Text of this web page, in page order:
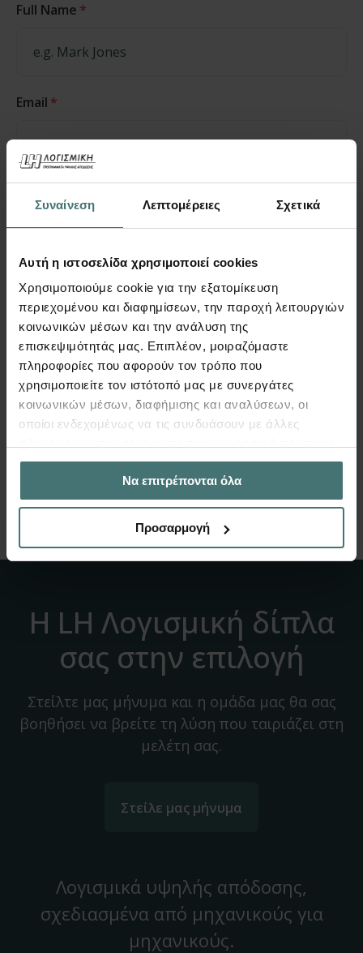
Συναίνεση Λεπτομέρειες Σχετικά
Αυτή η ιστοσελίδα χρησιμοποιεί cookies
Χρησιμοποιούμε cookie για την εξατομίκευση
περιεχομένου και διαφημίσεων, την παροχή λειτουργιών
κοινωνικών μέσων και την ανάλυση της
επισκεψιμότητάς μας. Επιπλέον, μοιραζόμαστε
πληροφορίες που αφορούν τον τρόπο που
χρησιμοποιείτε τον ιστότοπό μας με συνεργάτες
κοινωνικών μέσων, διαφήμισης και αναλύσεων, οι
οποίοι ενδεχομένως να τις συνδυάσουν με άλλες
έχουν συλλέξει σε σχέση με την από μέρους σας χρήση
των υπηρεσιών τους.Να επιτρέπονται όλα
Προσαρμογή
Full Name *
Email *
Company*
REGISTER
Webinar Synthesis for Tekton Webinar FePool
Η LH Λογισμική δίπλα
σας στην επιλογή
Στείλτε μας μήνυμα και η ομάδα μας θα σας
βοηθήσει να βρείτε τη λύση που ταιριάζει στη
μελέτη σας.
Στείλε μας μήνυμα
Λογισμικά υψηλής απόδοσης,
σχεδιασμένα από μηχανικούς για
μηχανικούς.